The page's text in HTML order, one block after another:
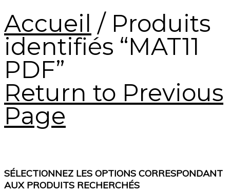
Accueil /Produits
identifiés “MAT11
PDF”
Return to Previous
Page
SÉLECTIONNEZ LES OPTIONS CORRESPONDANT
AUX PRODUITS RECHERCHÉS